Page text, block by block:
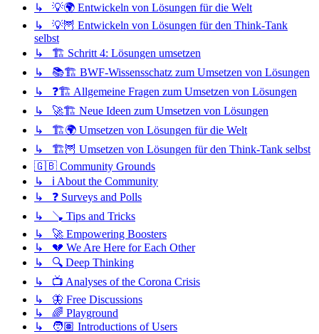
↳ 💡🌍 Entwickeln von Lösungen für die Welt
↳ 💡🦉 Entwickeln von Lösungen für den Think-Tank
selbst
↳ 🏗️ Schritt 4: Lösungen umsetzen
↳ 📚🏗️ BWF-Wissensschatz zum Umsetzen von Lösungen
↳ ❓🏗️ Allgemeine Fragen zum Umsetzen von Lösungen
↳ 🚀🏗️ Neue Ideen zum Umsetzen von Lösungen
↳ 🏗️🌍 Umsetzen von Lösungen für die Welt
↳ 🏗️🦉 Umsetzen von Lösungen für den Think-Tank selbst
🇬🇧 Community Grounds
↳ ℹ️ About the Community
↳ ❓ Surveys and Polls
↳ 🪠 Tips and Tricks
↳ 🚀 Empowering Boosters
↳ 💔 We Are Here for Each Other
↳ 🔍 Deep Thinking
↳ 📺 Analyses of the Corona Crisis
↳ 🦋 Free Discussions
↳ 🌈 Playground
↳ 🧑🏽 Introductions of Users